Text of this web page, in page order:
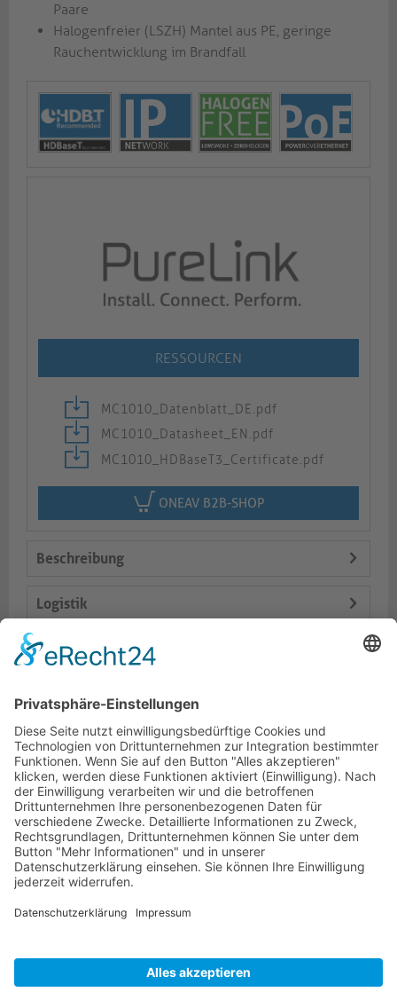
Paare
Halogenfreier (LSZH) Mantel aus PE, geringe
Rauchentwicklung im Brandfall
RESSOURCEN
MC1010_Datenblatt_DE.pdf
MC1010_Datasheet_EN.pdf
MC1010_HDBaseT3_Certificate.pdf
ONEAV B2B-SHOP
Beschreibung
Logistik
Lieferumfang
Dokumente
HOTLINE
PURELINK.DE
MARKEN